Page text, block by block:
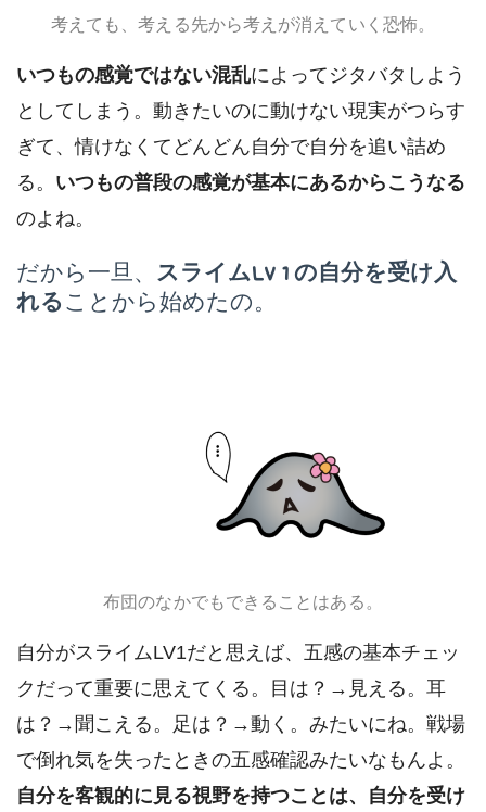
考えても、考える先から考えが消えていく恐怖。
いつもの感覚ではない混乱によってジタバタしよう
としてしまう。動きたいのに動けない現実がつらす
ぎて、情けなくてどんどん自分で自分を追い詰め
る。 いつもの普段の感覚が基本にあるからこうなる
のよね。
だから一旦、 スライムLV１の自分を受け入
れる ことから始めたの。
布団のなかでもできることはある。
自分がスライムLV1だと思えば、五感の基本チェッ
クだって重要に思えてくる。目は？→見える。耳
は？→聞こえる。足は？→動く。みたいにね。戦場
で倒れ気を失ったときの五感確認みたいなもんよ。
自分を客観的に見る視野を持つことは、自分を受け